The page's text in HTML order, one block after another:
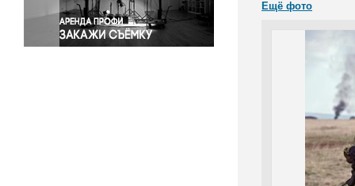
Экономика и бизнес
Ещё фото